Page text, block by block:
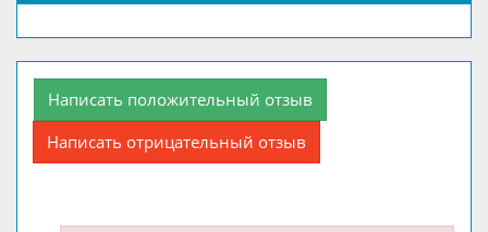
Написать положительный отзыв
Написать отрицательный отзыв